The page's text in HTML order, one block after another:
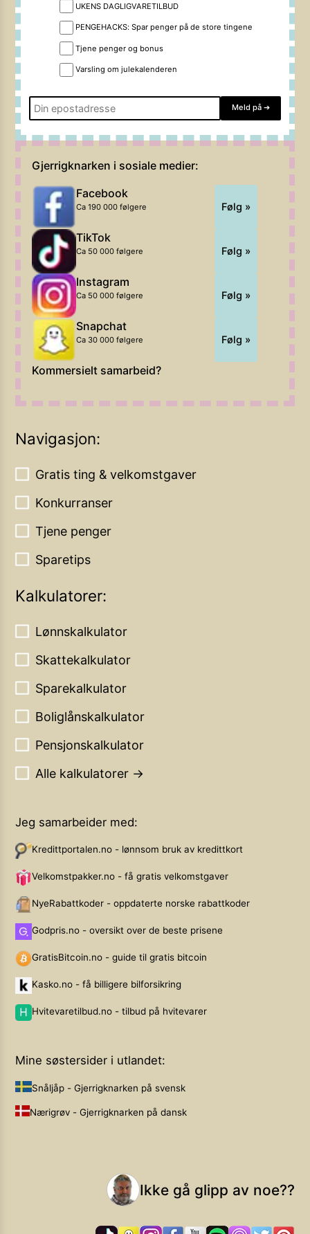
UKENS DAGLIGVARETILBUD
PENGEHACKS: Spar penger på de store tingene
Tjene penger og bonus
Varsling om julekalenderen
Meld på ➔
Gjerrigknarken i sosiale medier:
Facebook
Ca 190 000 følgere Følg »
TikTok
Ca 50 000 følgere Følg »
Instagram
Ca 50 000 følgere Følg »
Snapchat
Ca 30 000 følgere Følg »
Kommersielt samarbeid?
Navigasjon:
Gratis ting & velkomstgaver
Konkurranser
Tjene penger
Sparetips
Kalkulatorer:
Lønnskalkulator
Skattekalkulator
Sparekalkulator
Boliglånskalkulator
Pensjonskalkulator
Alle kalkulatorer →
Jeg samarbeider med:
Kredittportalen.no - lønnsom bruk av kredittkort
Velkomstpakker.no - få gratis velkomstgaver
NyeRabattkoder - oppdaterte norske rabattkoder
Godpris.no - oversikt over de beste prisene
GratisBitcoin.no - guide til gratis bitcoin
Kasko.no - få billigere bilforsikring
Hvitevaretilbud.no - tilbud på hvitevarer
Mine søstersider i utlandet:
Snåljåp - Gjerrigknarken på svensk
Nærigrøv - Gjerrigknarken på dansk
Ikke gå glipp av noe??